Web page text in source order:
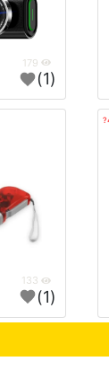
(1)
(1)